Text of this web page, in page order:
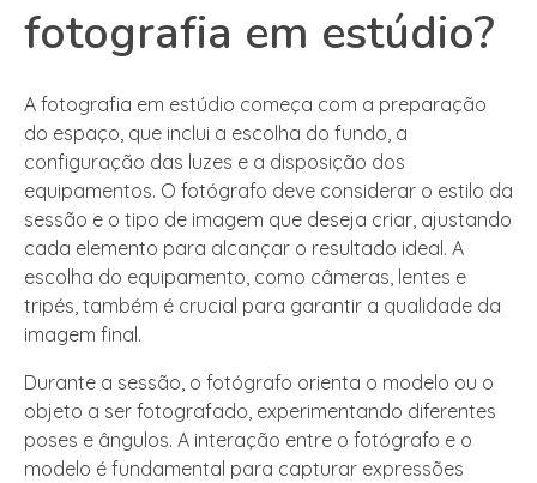
fotografia em estúdio?
A fotografia em estúdio começa com a preparação
do espaço, que inclui a escolha do fundo, a
configuração das luzes e a disposição dos
equipamentos. O fotógrafo deve considerar o estilo da
sessão e o tipo de imagem que deseja criar, ajustando
cada elemento para alcançar o resultado ideal. A
escolha do equipamento, como câmeras, lentes e
tripés, também é crucial para garantir a qualidade da
imagem final.
Durante a sessão, o fotógrafo orienta o modelo ou o
objeto a ser fotografado, experimentando diferentes
poses e ângulos. A interação entre o fotógrafo e o
modelo é fundamental para capturar expressões